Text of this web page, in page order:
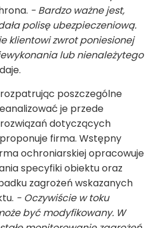
- Bardzo ważne jest,
polisę ubezpieczeniową.
klientowi zwrot poniesionej
lub nienależytego
poszczególne
je przede
dotyczących
firma. Wstępny
ochroniarskiej opracowuje
specyfiki obiektu oraz
zagrożeń wskazanych
- Oczywiście w toku
być modyfikowany. W